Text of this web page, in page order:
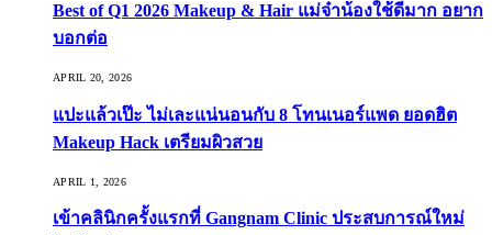
Best of Q1 2026 Makeup & Hair แม่จ๋าน้องใช้ดีมาก อยาก
บอกต่อ
APRIL 20, 2026
แปะแล้วเป๊ะ ไม่เละแน่นอนกับ 8 โทนเนอร์แพด ยอดฮิต
Makeup Hack เตรียมผิวสวย
APRIL 1, 2026
เข้าคลินิกครั้งแรกที่ Gangnam Clinic ประสบการณ์ใหม่